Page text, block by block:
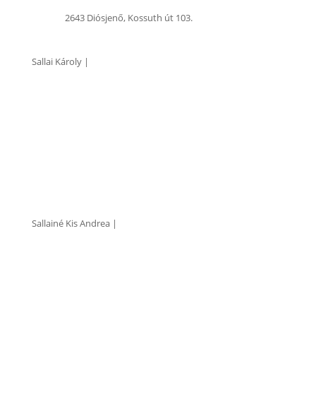
2643 Diósjenő, Kossuth út 103.
Sallai Károly |
Sallainé Kis Andrea |